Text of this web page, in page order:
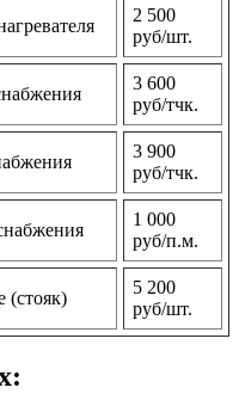
2 500
руб/шт.
3 600
руб/тчк.
3 900
руб/тчк.
1 000
руб/п.м.
(стояк)
5 200
руб/шт.